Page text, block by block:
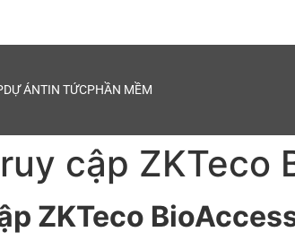
DỰ ÁNTIN TỨCPHẦN MỀM
cập ZKTeco
ZKTeco